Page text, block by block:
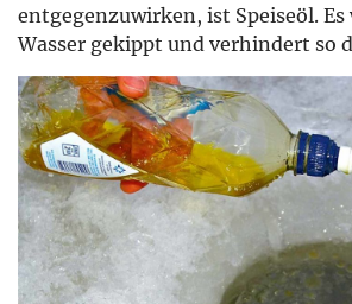
entgegenzuwirken, ist Speiseöl.
Wasser gekippt und verhindert so